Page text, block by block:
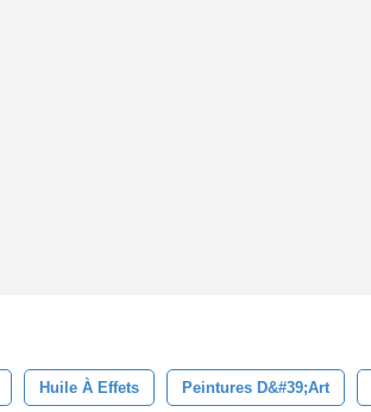
Huile À Effets Peintures D&#39;art